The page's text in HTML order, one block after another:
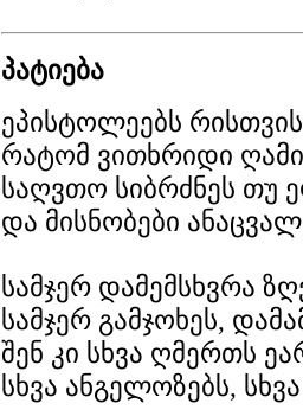
პატიება
ეპისტოლეებს
რატომ ვითხრიდი
საღვთო სიბრძნეს თუ
და მისნობები
სამჯერ დამემსხვრა
სამჯერ გამჯოხეს,
შენ კი სხვა ღმერთს
სხვა ანგელოზებს,